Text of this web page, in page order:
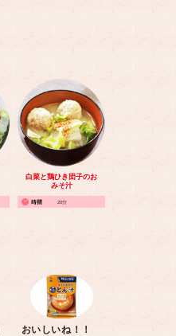
白菜と鶏ひき団子のお
みそ汁
20分
おいしいね！！